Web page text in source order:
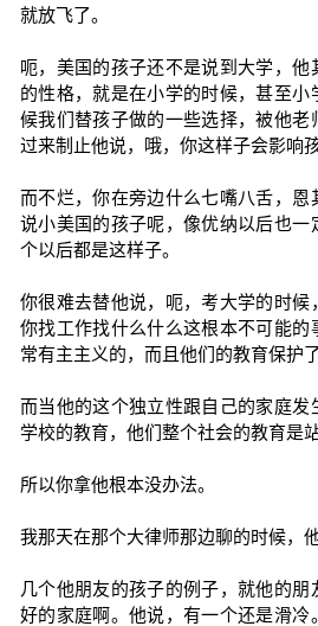
就放飞了。
呃，美国的孩子还不是说到大学，他
的性格，就是在小学的时候，甚至
候我们替孩子做的一些选择，被他老
过来制止他说，哦，你这样子会影响孩
而不烂，你在旁边什么七嘴八舌，恩
说小美国的孩子呢，像优纳以后也一
个以后都是这样子。
你很难去替他说，呃，考大学的时候
你找工作找什么什么这根本不可能的
常有主主义的，而且他们的教育保护
而当他的这个独立性跟自己的家庭发
学校的教育，他们整个社会的教育是
所以你拿他根本没办法。
我那天在那个大律师那边聊的时候，他
几个他朋友的孩子的例子，就他的
好的家庭啊。他说，有一个还是滑冷